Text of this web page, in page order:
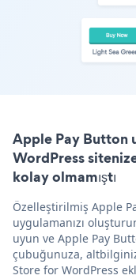
Apple Pay Button
WordPress
kolay olmamıştı
Özelleştirilmiş Apple
uygulamanızı
uyun ve Apple Pay
çubuğunuza,
Store for WordPress